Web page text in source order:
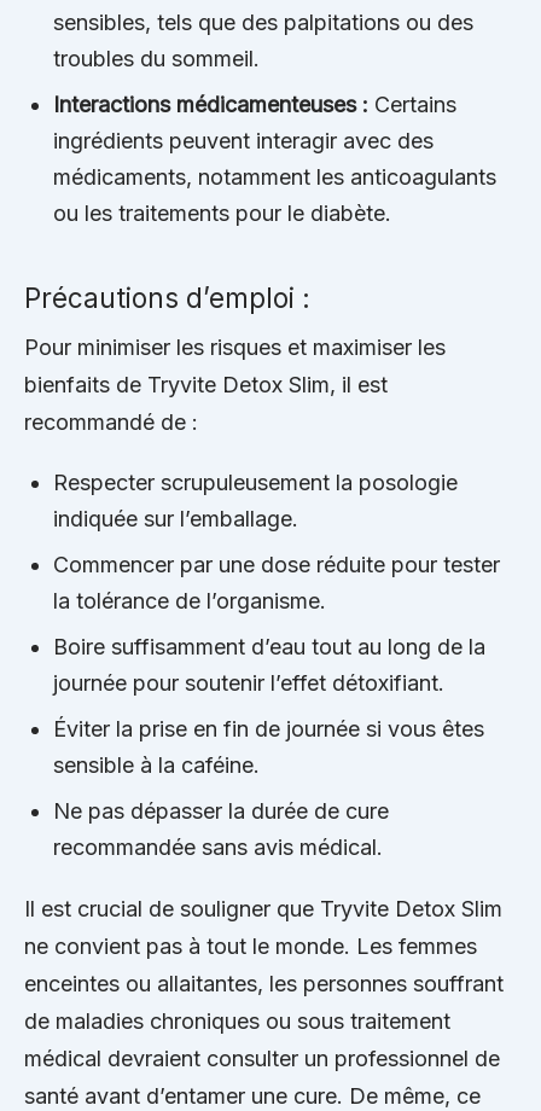
sensibles, tels que des palpitations ou des
troubles du sommeil.
Interactions médicamenteuses : Certains
ingrédients peuvent interagir avec des
médicaments, notamment les anticoagulants
ou les traitements pour le diabète.
Précautions d’emploi :
Pour minimiser les risques et maximiser les
bienfaits de Tryvite Detox Slim, il est
recommandé de :
Respecter scrupuleusement la posologie
indiquée sur l’emballage.
Commencer par une dose réduite pour tester
la tolérance de l’organisme.
Boire suffisamment d’eau tout au long de la
journée pour soutenir l’effet détoxifiant.
Éviter la prise en fin de journée si vous êtes
sensible à la caféine.
Ne pas dépasser la durée de cure
recommandée sans avis médical.
Il est crucial de souligner que Tryvite Detox Slim
ne convient pas à tout le monde. Les femmes
enceintes ou allaitantes, les personnes souffrant
de maladies chroniques ou sous traitement
médical devraient consulter un professionnel de
santé avant d’entamer une cure. De même, ce